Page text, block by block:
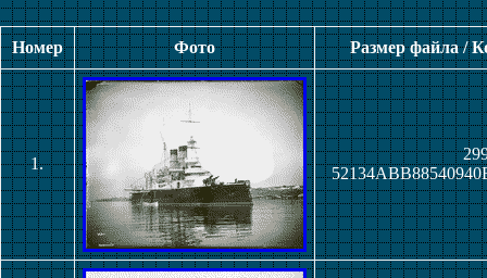
Номер Фото Размер файла /
1.